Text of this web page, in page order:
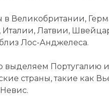
в Великобритании,
Италии, Латвии,
Лос-Анджелеса.
выделяем Португалию и
страны, такие как